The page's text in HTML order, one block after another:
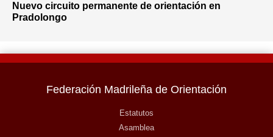
Nuevo circuito permanente de orientación en
Pradolongo
Federación Madrileña de Orientación
Estatutos
Asamblea